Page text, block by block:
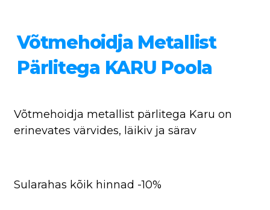
Võtmehoidja Metallist
Pärlitega KARU Poola
Võtmehoidja metallist pärlitega Karu on
erinevates värvides, läikiv ja särav
Sularahas kõik hinnad -10%